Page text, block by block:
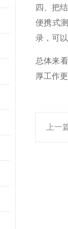
四、把
便携式
录，可
总体来
厚工作
上一